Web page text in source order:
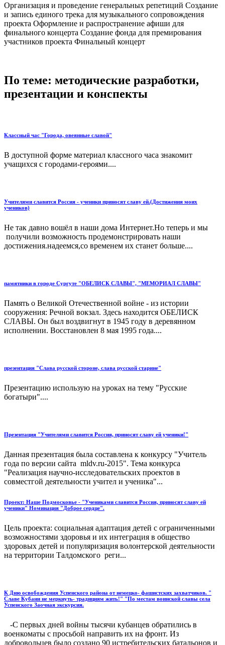
Организация и проведение генеральных репетиций Создание
и запись единого трека для музыкального сопровождения
проекта Оформление и распространение афиши для
финального концерта Создание фонда для премирования
участников проекта Финальный концерт
По теме: методические разработки,
презентации и конспекты
Классный час "Города, овеянные славой"
В доступной форме материал классного часа знакомит
учащихся с городами-героями....
Учителями славится Россия - ученики приносят славу ей.(Достижения моих
учеников)
Не так давно вошёл в наши дома Интернет.Но теперь и мы
получили возможность продемонстрировать наши
достижения.надеемся,со временем их станет больше....
памятники в городе Сургуте "ОБЕЛИСК СЛАВЫ", "МЕМОРИАЛ СЛАВЫ"
Память о Великой Отечественной войне - из истории
сооружения: Речной вокзал. Здесь находится ОБЕЛИСК
СЛАВЫ. Он был воздвигнут в 1945 году в деревянном
исполнении. Восстановлен 8 мая 1995 года....
презентация "Слава русской стороне, слава русской старине"
Презентацию использую на уроках на тему "Русские
богатыри"....
Презентация "Учителями славится Россия, приносят славу ей ученики!"
Данная презентация была составлена к конкурсу "Учитель
года по версии сайта mldv.ru-2015". Тема конкурса
"Реализация научно-исследовательских проектов в
совместгой деятельности учител и ученика"...
Проект: Наше Подмосковье - "Учениками славится Россия, приносят славу ей
ученики" Номинация "Доброе сердце".
Цель проекта: социальная адаптация детей с ограниченными
возможностями здоровья и их интеграция в общество
здоровых детей и популяризация волонтерской деятельности
на территории Талдомского реги...
К Дню освобождения Успенского района от немецко- фашистских захватчиков. "
Славе Кубани не меркнуть- традициям жить!" "По местам воинской славы села
Успенского Заочная экскурсия.
-С первых дней войны тысячи кубанцев обратились в
военкоматы с просьбой направить их на фронт. Из
добровольцев было создано 90 истребительских батальонов и